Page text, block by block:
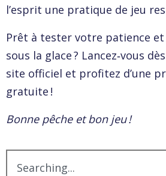
l’esprit une pratique de jeu
Prêt à tester votre patience
sous la glace ? Lancez‑vous
site officiel et profitez d’une
gratuite !
Bonne pêche et bon jeu !